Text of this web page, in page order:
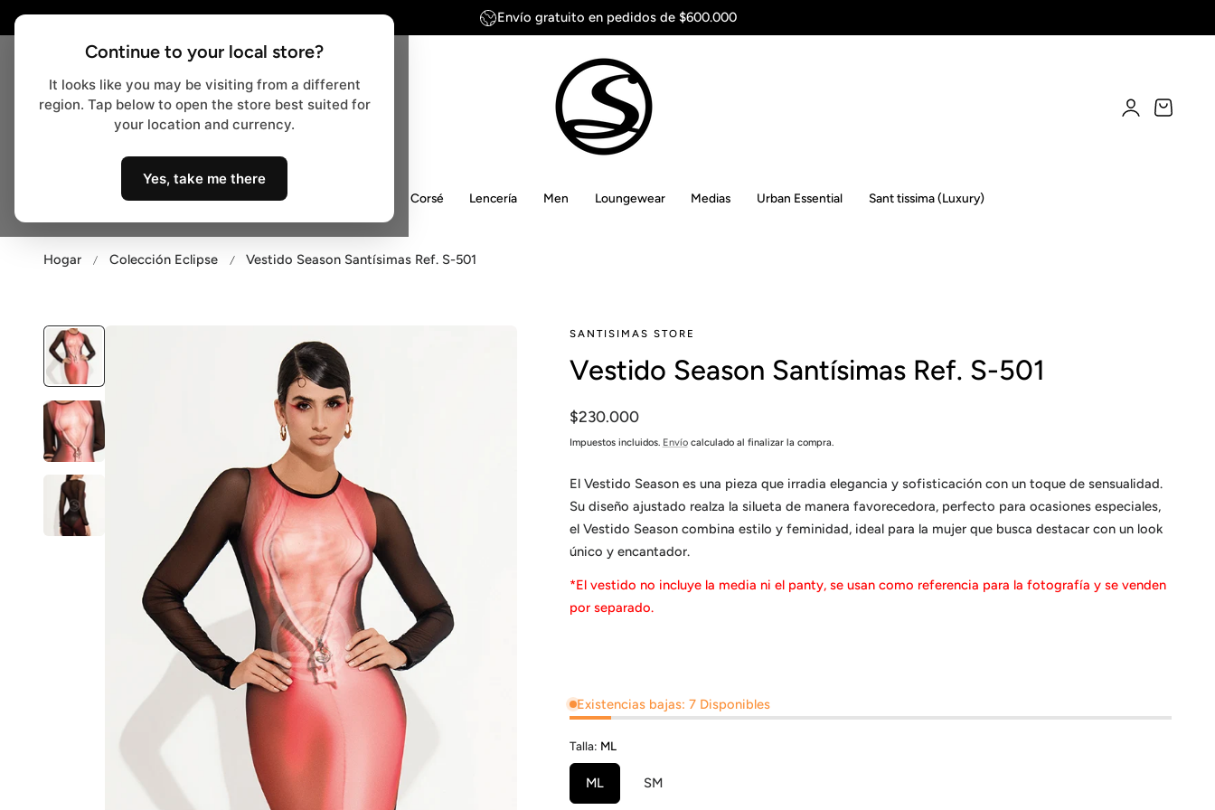
al contenido Envío gratuito en pedidos de $600.000
Bodys Corsé Lencería Men Loungewear Medias Urban Essential Sant tissima (Luxury)
Acceso Carro
Hogar Colección Eclipse Vestido Season Santísimas Ref. S-501
SANTISIMAS STORE
Vestido Season Santísimas Ref. S-501
Precio
habitual
$230.000
Impuestos incluidos. Envíocalculado al finalizar la compra.
El Vestido Season es una pieza que irradia elegancia y sofisticación con un toque de sensualidad.
Su diseño ajustado realza la silueta de manera favorecedora, perfecto para ocasiones especiales,
el Vestido Season combina estilo y feminidad, ideal para la mujer que busca destacar con un look
único y encantador.
*El vestido no incluye la media ni el panty, se usan como referencia para la fotografía y se venden
por separado.
Existencias bajas: 7 Disponibles
Talla: ML
ML SM
Continue to your local store?
It looks like you may be visiting from a different
region. Tap below to open the store best suited for
your location and currency.
Yes, take me there